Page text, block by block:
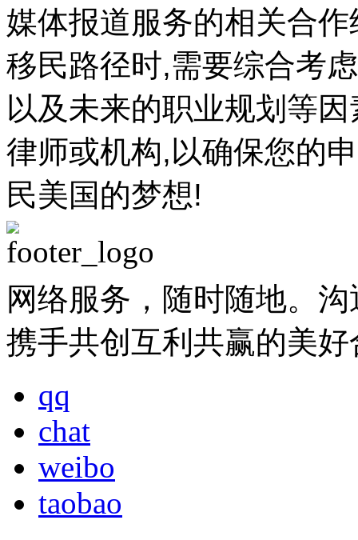
媒体报道服务的相关合
移民路径时,需要综合考
以及未来的职业规划等
律师或机构,以确保您的
民美国的梦想!
网络服务，随时随地。
携手共创互利共赢的美好
qq
chat
weibo
taobao